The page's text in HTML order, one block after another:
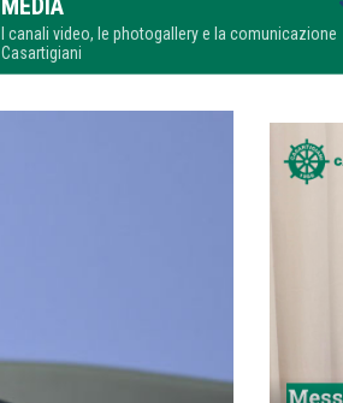
MEDIA
I canali video, le photogallery e la comunicazione
Casartigiani